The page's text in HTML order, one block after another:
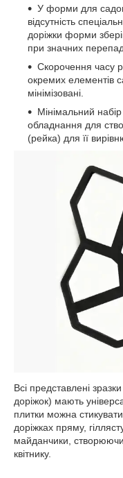
У форми для
відсутність
доріжки форми
при значних
Скорочення часу
окремих елементів
мінімізовані.
Мінімальний
обладнання для
(рейка) для її
Всі представлені
доріжок) мають
плитки можна
доріжках пряму,
майданчики,
квітнику.